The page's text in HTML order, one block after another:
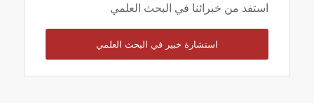
استفد من خبرائنا في البحث العلمي
استشارة خبير في البحث العلمي